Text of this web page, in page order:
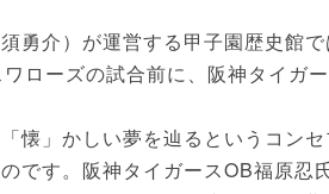
勇介）が運営する甲子園歴史館
ローズの試合前に、阪神タイガ
懐」かしい夢を辿るというコン
です。阪神タイガースOB福原忍